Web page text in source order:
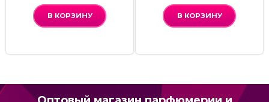
В КОРЗИНУ В КОРЗИНУ